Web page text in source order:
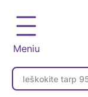
Meniu